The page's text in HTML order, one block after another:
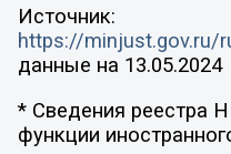
Источник:
https://
данные на 13.05.2024
* Сведения реестра
функции